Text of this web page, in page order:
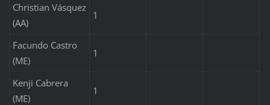
Christian Vásquez
(AA)
1
Facundo Castro
(ME)
1
Kenji Cabrera
(ME)
1